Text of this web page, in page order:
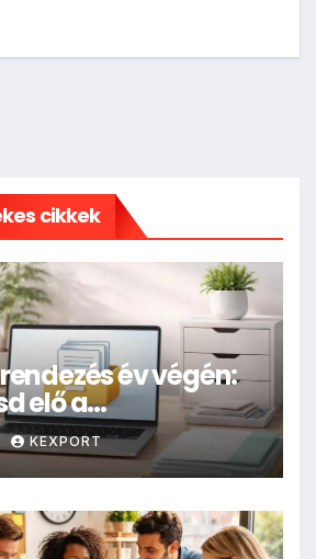
cikkek
év végén:
elő a
KEXPORT